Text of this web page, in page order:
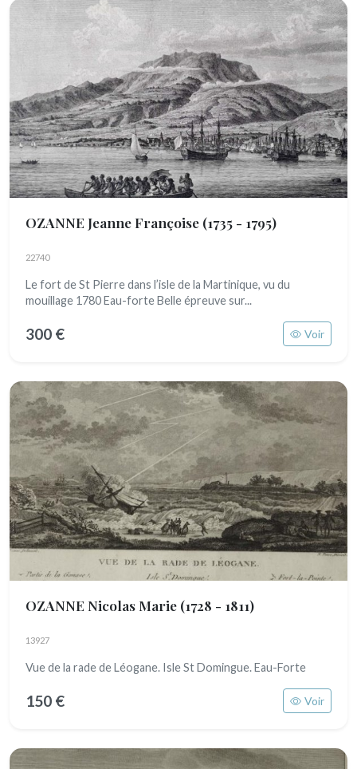
OZANNE Jeanne Françoise (1735 - 1795)
22740
Le fort de St Pierre dans l’isle de la Martinique, vu du
mouillage 1780 Eau-forte Belle épreuve sur...
300 € Voir
OZANNE Nicolas Marie (1728 - 1811)
13927
Vue de la rade de Léogane. Isle St Domingue. Eau-Forte
150 € Voir